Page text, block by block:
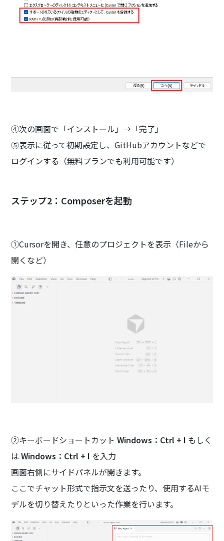
④次の画面で「インストール」→「完了」
⑤表示に従って初期設定し、GitHubアカウントなどで
ログインする（無料プランでも利用可能です）
ステップ2：Composerを起動
①Cursorを開き、任意のプロジェクトを表示（Fileから
開くなど）
②キーボードショートカットWindows：Ctrl + I もしく
はWindows：Ctrl + I を入力
画面右側にサイドパネルが開きます。
ここでチャット形式で指示文を送ったり、使用するAIモ
デルを切り替えたりといった作業を行います。